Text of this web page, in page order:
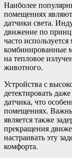
Наиболее
помещениях
датчики света.
движение по
часто
комбинированные
на тепловое
животного.
Устройства с
детектировать
датчика, что
помещениях.
является также
прекращения
настраивать эту
комфорта.